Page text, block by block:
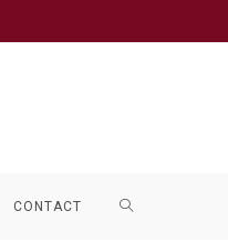
CONTACT TOGGLE